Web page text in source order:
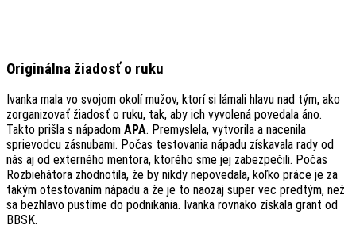
Originálna žiadosť o ruku
Ivanka mala vo svojom okolí mužov, ktorí si lámali hlavu nad tým, ako
zorganizovať žiadosť o ruku, tak, aby ich vyvolená povedala áno.
Takto prišla s nápadom APA. Premyslela, vytvorila a nacenila
sprievodcu zásnubami. Počas testovania nápadu získavala rady od
nás aj od externého mentora, ktorého sme jej zabezpečili. Počas
Rozbiehátora zhodnotila, že by nikdy nepovedala, koľko práce je za
takým otestovaním nápadu a že je to naozaj super vec predtým, než
sa bezhlavo pustíme do podnikania. Ivanka rovnako získala grant od
BBSK.